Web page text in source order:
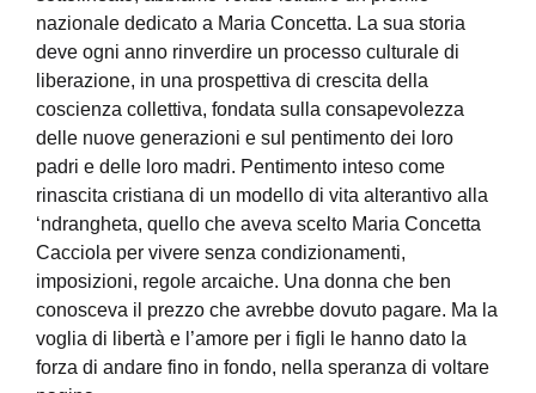
nazionale dedicato a Maria Concetta. La sua storia
deve ogni anno rinverdire un processo culturale di
liberazione, in una prospettiva di crescita della
coscienza collettiva, fondata sulla consapevolezza
delle nuove generazioni e sul pentimento dei loro
padri e delle loro madri. Pentimento inteso come
rinascita cristiana di un modello di vita alterantivo alla
‘ndrangheta, quello che aveva scelto Maria Concetta
Cacciola per vivere senza condizionamenti,
imposizioni, regole arcaiche. Una donna che ben
conosceva il prezzo che avrebbe dovuto pagare. Ma la
voglia di libertà e l’amore per i figli le hanno dato la
forza di andare fino in fondo, nella speranza di voltare